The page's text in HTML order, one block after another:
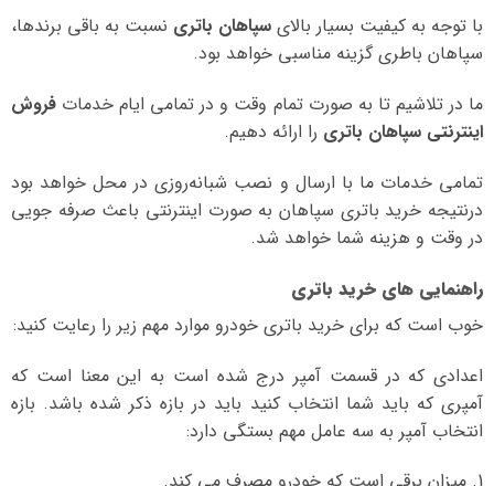
با توجه به کیفیت بسیار بالای سپاهان باتری نسبت به باقی برندها،
سپاهان باطری گزینه مناسبی خواهد بود.
ما در تلاشیم تا به صورت تمام وقت و در تمامی ایام خدمات فروش
اینترنتی سپاهان باتری را ارائه دهیم.
تمامی خدمات ما با ارسال و نصب شبانه‌روزی در محل خواهد بود
درنتیجه خرید باتری سپاهان به صورت اینترنتی باعث صرفه جویی
در وقت و هزینه شما خواهد شد.
راهنمایی های خرید باتری
خوب است که برای خرید باتری خودرو موارد مهم زیر را رعایت کنید:
اعدادی که در قسمت آمپر درج شده است به این معنا است که
آمپری که باید شما انتخاب کنید باید در بازه ذکر شده باشد. بازه
انتخاب آمپر به سه عامل مهم بستگی دارد: